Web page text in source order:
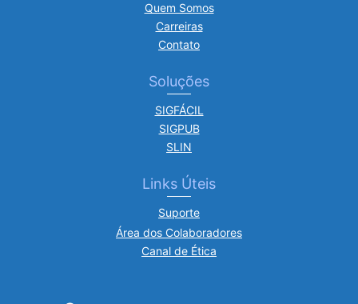
Quem Somos
Carreiras
Contato
Soluções
SIGFÁCIL
SIGPUB
SLIN
Links Úteis
Suporte
Área dos Colaboradores
Canal de Ética